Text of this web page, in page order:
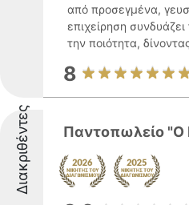
από προσεγμένα,
επιχείρηση
την ποιότητα,
8
Διακριθέντες Παντοπωλείο